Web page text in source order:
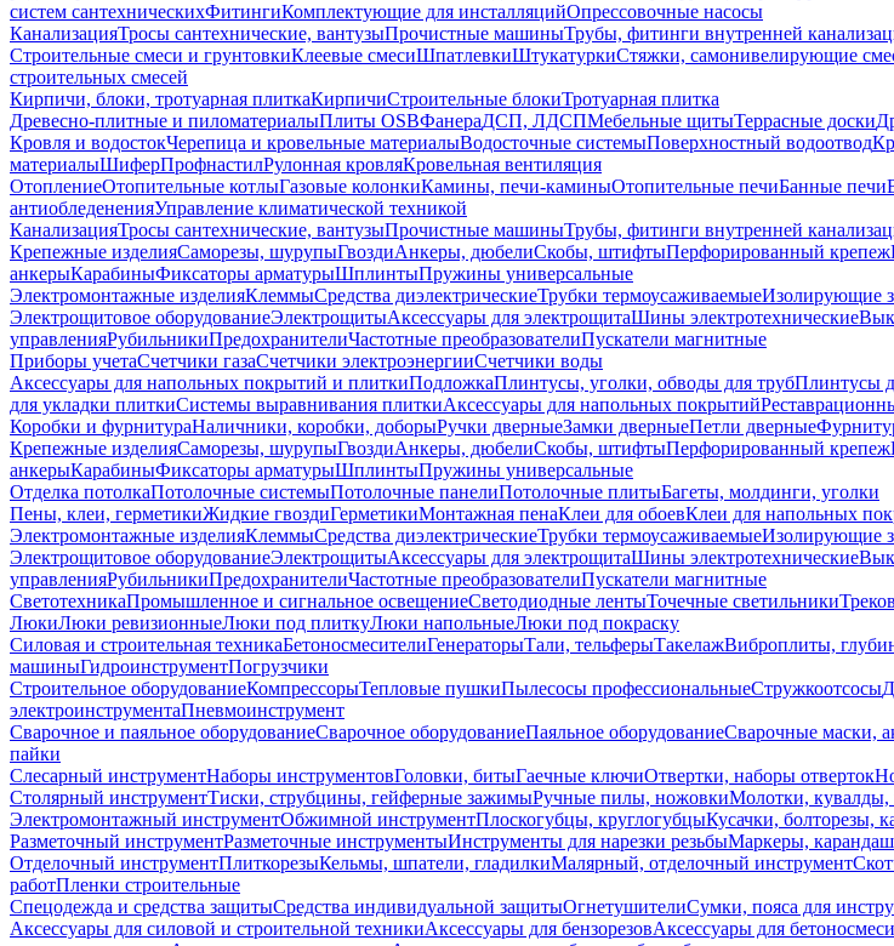
систем сантехническихФитингиКомплектующие для инсталляцийОпрессовочные насосы
КанализацияТросы сантехнические, вантузыПрочистные машиныТрубы, фитинги внутренней
Строительные смеси и грунтовкиКлеевые смесиШпатлевкиШтукатуркиСтяжки, самонивелирующие
строительных смесей
Кирпичи, блоки, тротуарная плиткаКирпичиСтроительные блокиТротуарная плитка
Древесно-плитные и пиломатериалыПлиты OSBФанераДСП, ЛДСПМебельные щитыТеррасные доски
Кровля и водостокЧерепица и кровельные материалыВодосточные системыПоверхностный водоотвод
материалыШиферПрофнастилРулонная кровляКровельная вентиляция
ОтоплениеОтопительные котлыГазовые колонкиКамины, печи-каминыОтопительные печиБанные печи
антиобледененияУправление климатической техникой
КанализацияТросы сантехнические, вантузыПрочистные машиныТрубы, фитинги внутренней
Крепежные изделияСаморезы, шурупыГвоздиАнкеры, дюбелиСкобы, штифтыПерфорированный крепеж
анкерыКарабиныФиксаторы арматурыШплинтыПружины универсальные
Электромонтажные изделияКлеммыСредства диэлектрическиеТрубки термоусаживаемыеИзолирующие
Электрощитовое оборудованиеЭлектрощитыАксессуары для электрощитаШины электротехнические
управленияРубильникиПредохранителиЧастотные преобразователиПускатели магнитные
Приборы учетаСчетчики газаСчетчики электроэнергииСчетчики воды
Аксессуары для напольных покрытий и плиткиПодложкаПлинтусы, уголки, обводы для трубПлинтусы
для укладки плиткиСистемы выравнивания плиткиАксессуары для напольных покрытий
Коробки и фурнитураНаличники, коробки, доборыРучки дверныеЗамки дверныеПетли дверные
Крепежные изделияСаморезы, шурупыГвоздиАнкеры, дюбелиСкобы, штифтыПерфорированный крепеж
анкерыКарабиныФиксаторы арматурыШплинтыПружины универсальные
Отделка потолкаПотолочные системыПотолочные панелиПотолочные плитыБагеты, молдинги, уголки
Пены, клеи, герметикиЖидкие гвоздиГерметикиМонтажная пенаКлеи для обоевКлеи для напольных
Электромонтажные изделияКлеммыСредства диэлектрическиеТрубки термоусаживаемыеИзолирующие
Электрощитовое оборудованиеЭлектрощитыАксессуары для электрощитаШины электротехнические
управленияРубильникиПредохранителиЧастотные преобразователиПускатели магнитные
СветотехникаПромышленное и сигнальное освещениеСветодиодные лентыТочечные светильники
ЛюкиЛюки ревизионныеЛюки под плиткуЛюки напольныеЛюки под покраску
Силовая и строительная техникаБетоносмесителиГенераторыТали, тельферыТакелажВиброплиты,
машиныГидроинструментПогрузчики
Строительное оборудованиеКомпрессорыТепловые пушкиПылесосы профессиональныеСтружкоотсосы
электроинструментаПневмоинструмент
Сварочное и паяльное оборудованиеСварочное оборудованиеПаяльное оборудованиеСварочные маски,
пайки
Слесарный инструментНаборы инструментовГоловки, битыГаечные ключиОтвертки, наборы отверток
Столярный инструментТиски, струбцины, гейферные зажимыРучные пилы, ножовкиМолотки, кувалды,
Электромонтажный инструментОбжимной инструментПлоскогубцы, круглогубцыКусачки, болторезы,
Разметочный инструментРазметочные инструментыИнструменты для нарезки резьбыМаркеры,
Отделочный инструментПлиткорезыКельмы, шпатели, гладилкиМалярный, отделочный инструмент
работПленки строительные
Спецодежда и средства защитыСредства индивидуальной защитыОгнетушителиСумки, пояса для
Аксессуары для силовой и строительной техникиАксессуары для бензорезовАксессуары для